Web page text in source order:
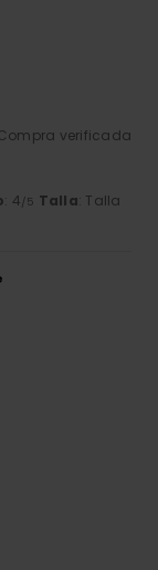
verificada
: 4/5 Talla: Talla